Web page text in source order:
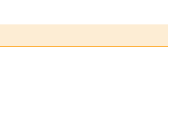
ト駐車場工事